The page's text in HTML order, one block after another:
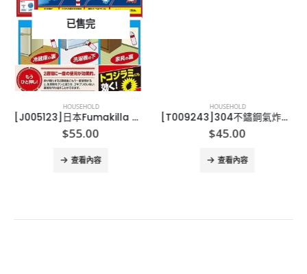
已售完
HOUSEHOLD
[J005123]日本Fumakilla 蟑螂退治除曱甴噴霧
$55.00
查看內容
HOUSEHOLD
[T009243]304不鏽鋼氣炸鍋專用防噴油網-19/21/23/25
$45.00
查看內容